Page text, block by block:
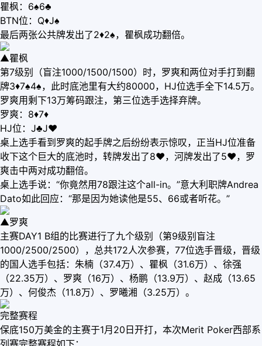
瞿枫：6♠6♣
BTN位：Q♦J♠
最后两张公共牌发出了2♦2♠，瞿枫成功翻倍。
▲瞿枫
第7级别（盲注1000/1500/1500）时，罗爽和两位对手打到翻
牌3♦7♠4♠，此时底池里有大约80000，HJ位选手全下14.5万。
罗爽用剩下13万筹码跟注，第三位选手选择弃牌。
罗爽：8♦7♦
HJ位：J♣J♥
桌上选手看到罗爽的起手牌之后纷纷表示惊叹，正当HJ位准备
收下这个巨大的底池时，转牌发出了8♥，河牌发出了5♥，罗
爽击中两对成功翻倍。
桌上选手说：“你竟然用78跟注这个all-in。”意大利职牌Andrea
Dato如此回应：“那是因为她读他是55、66或者听花。”
▲罗爽
主赛DAY1 B组的比赛进行了九个级别（第9级别盲注
1000/2500/2500），总共172人次参赛，77位选手晋级，晋级
的国人选手包括：朱楠（37.4万）、瞿枫（31.6万）、徐强
（22.35万）、罗爽（16万）、杨鹏（13.9万）、赵成（13.65
万）、何俊杰（11.8万）、罗曦湘（3.25万）。
完整赛程
保底150万美金的主赛于1月20日开打，本次Merit Poker西部系
列赛完整赛程如下：